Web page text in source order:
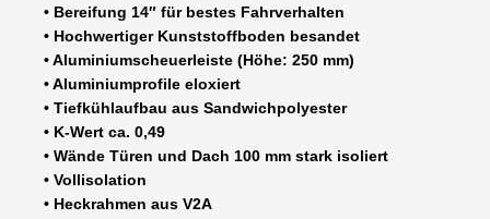
• Bereifung 14″ für bestes Fahrverhalten
• Hochwertiger Kunststoffboden besandet
• Aluminiumscheuerleiste (Höhe: 250 mm)
• Aluminiumprofile eloxiert
• Tiefkühlaufbau aus Sandwichpolyester
• K-Wert ca. 0,49
• Wände Türen und Dach 100 mm stark isoliert
• Vollisolation
• Heckrahmen aus V2A